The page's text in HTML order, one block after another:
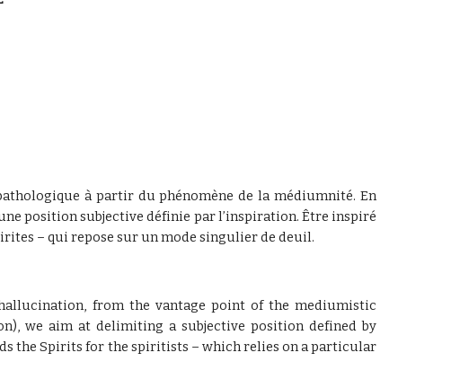
à partir du phénomène de la médiumnité. En
position subjective définie par l’inspiration. Être inspiré
– qui repose sur un mode singulier de deuil.
from the vantage point of the mediumistic
we aim at delimiting a subjective position defined by
the Spirits for the spiritists – which relies on a particular